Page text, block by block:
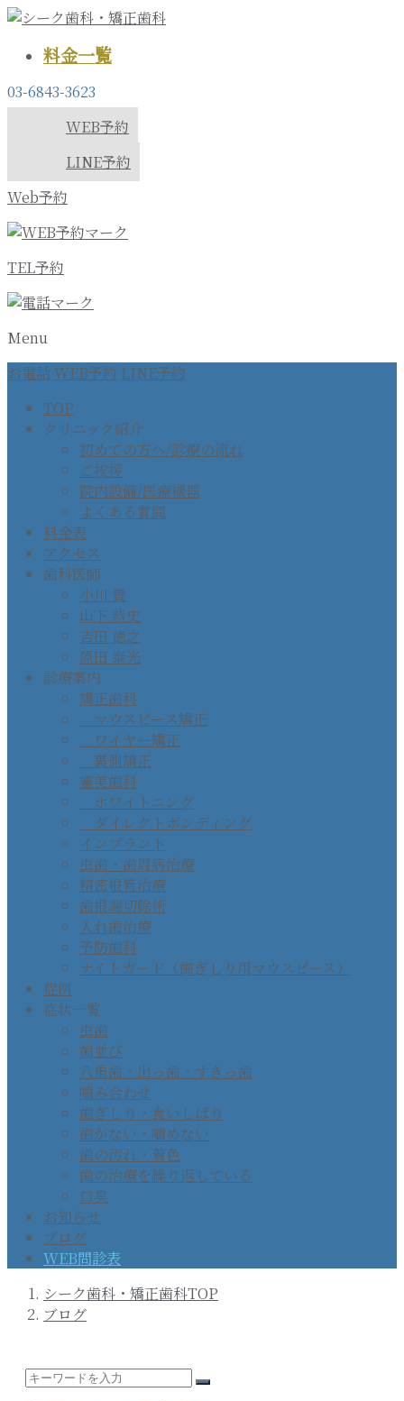
料金一覧
03-6843-3623
WEB予約
LINE予約
Web予約
TEL予約
Menu
お電話WEB予約 LINE予約
TOP
クリニック紹介
初めての方へ/診療の流れ
ご挨拶
院内設備/医療機器
よくある質問
料金表
アクセス
歯科医師
小川 貴
山下 恭史
吉田 徳之
原田 泰光
診療案内
矯正歯科
マウスピース矯正
ワイヤー矯正
裏側矯正
審美歯科
ホワイトニング
ダイレクトボンディング
インプラント
虫歯・歯周病治療
精密根管治療
歯根端切除術
入れ歯治療
予防歯科
ナイトガード（歯ぎしり用マウスピース）
症例
症状一覧
虫歯
歯並び
八重歯・出っ歯・すきっ歯
噛み合わせ
歯ぎしり・食いしばり
歯がない・噛めない
歯の汚れ・着色
歯の治療を繰り返している
口臭
お知らせ
ブログ
WEB問診表
シーク歯科・矯正歯科TOP
ブログ